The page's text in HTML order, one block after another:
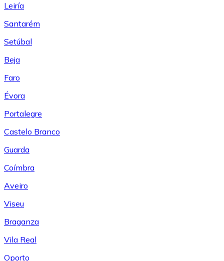
Leiría
Santarém
Setúbal
Beja
Faro
Évora
Portalegre
Castelo Branco
Guarda
Coímbra
Aveiro
Viseu
Braganza
Vila Real
Oporto